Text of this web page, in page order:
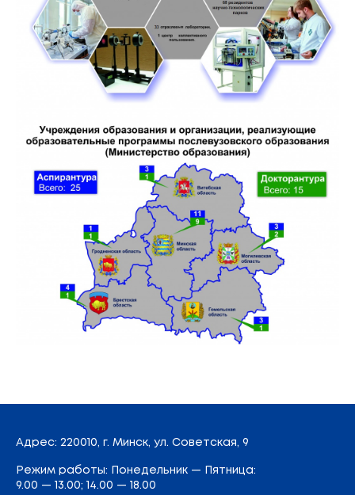
Адрес: 220010, г. Минск, ул. Советская, 9
Режим работы: Понедельник — Пятница:
9.00 — 13.00; 14.00 — 18.00